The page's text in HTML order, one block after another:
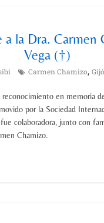
a la Dra. Carmen
Vega (†)
Carmen Chamizo,
en memoria
por la Sociedad
colaboradora, junto con
Chamizo.